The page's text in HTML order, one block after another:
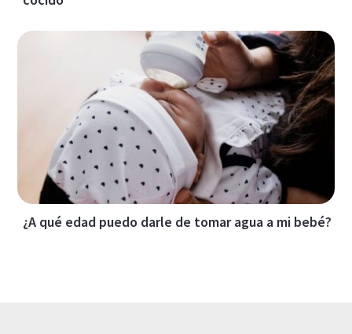
¿A qué edad puedo darle de tomar agua a mi bebé?